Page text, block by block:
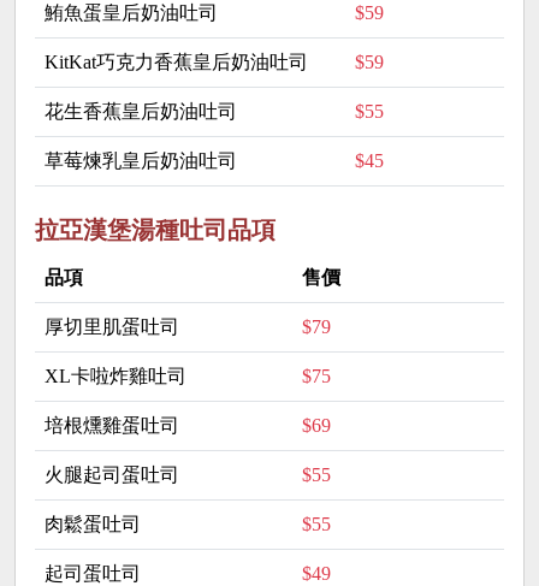
鮪魚蛋皇后奶油吐司 $59
KitKat巧克力香蕉皇后奶油吐司 $59
花生香蕉皇后奶油吐司 $55
草莓煉乳皇后奶油吐司 $45
拉亞漢堡湯種吐司品項
品項 售價
厚切里肌蛋吐司 $79
XL卡啦炸雞吐司 $75
培根燻雞蛋吐司 $69
火腿起司蛋吐司 $55
肉鬆蛋吐司 $55
起司蛋吐司 $49